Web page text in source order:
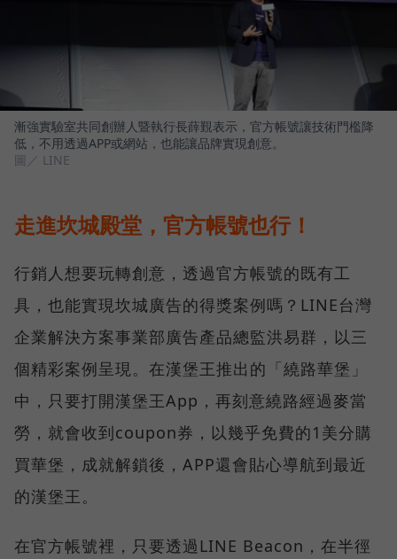
漸強實驗室共同創辦人暨執行長薛覲表示，官方帳號讓技術門檻降
低，不用透過APP或網站，也能讓品牌實現創意。
圖／ LINE
走進坎城殿堂，官方帳號也行！
行銷人想要玩轉創意，透過官方帳號的既有工
具，也能實現坎城廣告的得獎案例嗎？LINE台灣
企業解決方案事業部廣告產品總監洪易群，以三
個精彩案例呈現。在漢堡王推出的「繞路華堡」
中，只要打開漢堡王App，再刻意繞路經過麥當
勞，就會收到coupon券，以幾乎免費的1美分購
買華堡，成就解鎖後，APP還會貼心導航到最近
的漢堡王。
在官方帳號裡，只要透過LINE Beacon，在半徑